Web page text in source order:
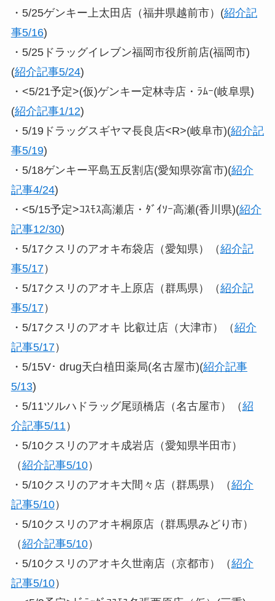
・5/25ゲンキー上太田店（福井県越前市）(紹介記
事5/16)
・5/25ドラッグイレブン福岡市役所前店(福岡市)
(紹介記事5/24)
・<5/21予定>(仮)ゲンキー定林寺店・ﾗﾑｰ(岐阜県)
(紹介記事1/12)
・5/19ドラッグスギヤマ長良店<R>(岐阜市)(紹介記
事5/19)
・5/18ゲンキー平島五反割店(愛知県弥富市)(紹介
記事4/24)
・<5/15予定>ｺｽﾓｽ高瀬店・ﾀﾞｲｿｰ高瀬(香川県)(紹介
記事12/30)
・5/17クスリのアオキ布袋店（愛知県）（紹介記
事5/17）
・5/17クスリのアオキ上原店（群馬県）（紹介記
事5/17）
・5/17クスリのアオキ 比叡辻店（大津市）（紹介
記事5/17）
・5/15V･ drug天白植田薬局(名古屋市)(紹介記事
5/13)
・5/11ツルハドラッグ尾頭橋店（名古屋市）（紹
介記事5/11）
・5/10クスリのアオキ成岩店（愛知県半田市）
（紹介記事5/10）
・5/10クスリのアオキ大間々店（群馬県）（紹介
記事5/10）
・5/10クスリのアオキ桐原店（群馬県みどり市）
（紹介記事5/10）
・5/10クスリのアオキ久世南店（京都市）（紹介
記事5/10）